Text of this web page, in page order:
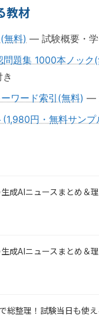
教材
無料) — 試験概要・学
問題集 1000本ノック
ワード索引(無料) —
円・無料サンプ
成AIニュースまとめ＆
成AIニュースまとめ＆
総整理！試験当日も使